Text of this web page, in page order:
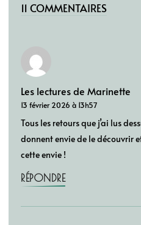
11 COMMENTAIRES
Les lectures de Marinette
13 février 2026 à 13h57
Tous les retours que j’ai lus
donnent envie de le découvrir
cette envie !
RÉPONDRE